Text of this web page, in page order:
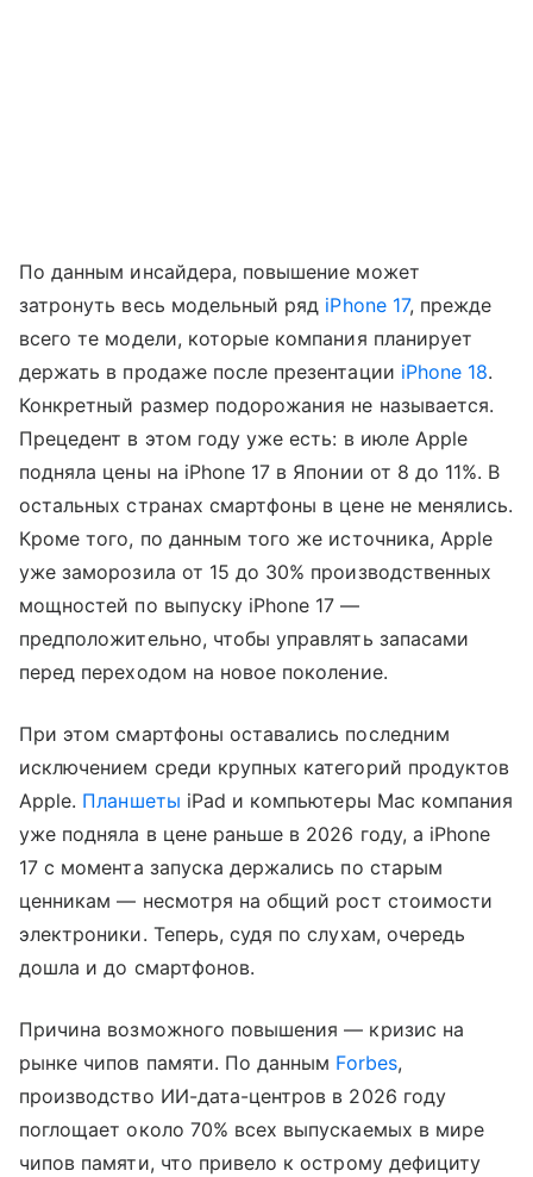
По данным инсайдера, повышение может
затронуть весь модельный ряд iPhone 17, прежде
всего те модели, которые компания планирует
держать в продаже после презентации iPhone 18.
Конкретный размер подорожания не называется.
Прецедент в этом году уже есть: в июле Apple
подняла цены на iPhone 17 в Японии от 8 до 11%. В
остальных странах смартфоны в цене не менялись.
Кроме того, по данным того же источника, Apple
уже заморозила от 15 до 30% производственных
мощностей по выпуску iPhone 17 —
предположительно, чтобы управлять запасами
перед переходом на новое поколение.
При этом смартфоны оставались последним
исключением среди крупных категорий продуктов
Apple. Планшеты iPad и компьютеры Mac компания
уже подняла в цене раньше в 2026 году, а iPhone
17 с момента запуска держались по старым
ценникам — несмотря на общий рост стоимости
электроники. Теперь, судя по слухам, очередь
дошла и до смартфонов.
Причина возможного повышения — кризис на
рынке чипов памяти. По данным Forbes,
производство ИИ-дата-центров в 2026 году
поглощает около 70% всех выпускаемых в мире
чипов памяти, что привело к острому дефициту